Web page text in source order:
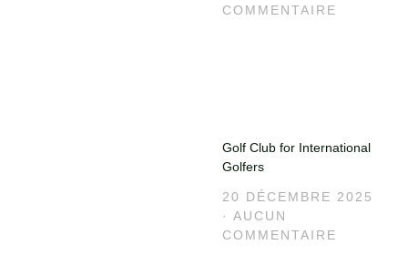
COMMENTAIRE
Golf Club for International
Golfers
20 DÉCEMBRE 2025
AUCUN
COMMENTAIRE